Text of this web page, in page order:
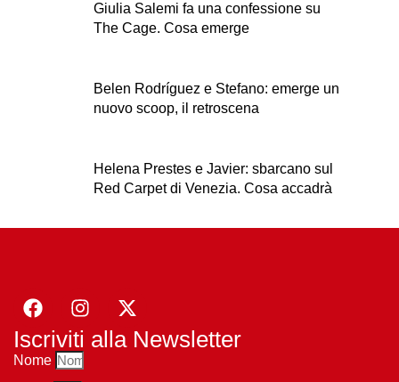
Giulia Salemi fa una confessione su
The Cage. Cosa emerge
Belen Rodríguez e Stefano: emerge un
nuovo scoop, il retroscena
Helena Prestes e Javier: sbarcano sul
Red Carpet di Venezia. Cosa accadrà
Iscriviti alla Newsletter
Nome